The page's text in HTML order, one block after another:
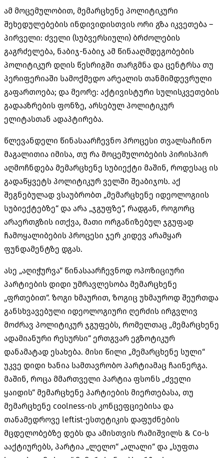
ამ მოცემულობით, მემარცხენე პოლიტიკური
შეხედულებების ინდივიდისთვის ორი გზა იკვეთება –
პირველი: ძველი (სუბვერსიული) ბრძოლების
გაგრძელება, ნაბიჯ-ნაბიჯ ამ წინააღმდეგობების
პოლიტიკურ დღის წესრიგში თარგმნა და ცენტრსა თუ
პერიფერიაში სამოქმედო არეალის თანმიმდევრული
გაფართოება; და მეორე: აქტივისტური სულისკვეთების
გადააზრების ფონზე, არსებულ პოლიტიკურ
ელიტასთან ადაპტირება.
წლევანდელი წინასაარჩევნო პროცესი თვალსაჩინო
მაგალითია იმისა, თუ რა მოცემულობების პირისპირ
აღმოჩნდება მემარცხენე სუბიექტი მაშინ, როდესაც ის
გადაწყვეტს პოლიტიკურ ველში შეაბიჯოს. აქ
შეგნებულად ვსაუბრობთ „მემარცხენე იდეოლოგიის
სუბიექტებზე“ და არა „ჯგუფზე“, რადგან, როგორც
არაერთგზის ითქვა, მათი ორგანიზებულ ჯგუფად
ჩამოყალიბების პროცესი ჯერ კიდევ არამყარ
ფუნდამენტზე დგას.
ასე „აღიჭურვა“ წინასაარჩევნოდ ოპოზიციური
პარტიების დიდი უმრავლესობა მემარცხენე
„ფრთებით“. ზოგი ხმაურით, ზოგიც უხმაუროდ შეურთდა
განსხვავებული იდეოლოგიური ღერძის ირგვლივ
მოძრავ პოლიტიკურ ჯგუფებს, რომელთაც „მემარცხენე
ადამიანური რესურსი“ ერთგვარ ეგზოტიკურ
დანამატად ესახება. მისი წილი „მემარცხენე სული“
უკვე დიდი ხანია სამთავრობო პარტიამაც ჩაინერგა.
მაშინ, როცა მმართველი პარტია ფსონს „ძველი
ყაიდის“ მემარცხენე პარტიების მიერთებასა, თუ
მემარცხენე coolness-ის კონცეფციებისა და
თანამედროვე leftist-ესთეტიკის დაფუძნების
მცდელობებზე დებს და ამისთვის რამიშვილს & Co-ს
ააქტიურებს, პარტია „ლელო“ „ალალი“ და „სუფთა